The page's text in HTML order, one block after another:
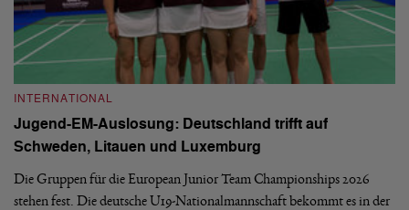
INTERNATIONAL
Jugend-EM-Auslosung: Deutschland trifft auf
Schweden, Litauen und Luxemburg
Die Gruppen für die European Junior Team Championships 2026
stehen fest. Die deutsche U19-Nationalmannschaft bekommt es in der